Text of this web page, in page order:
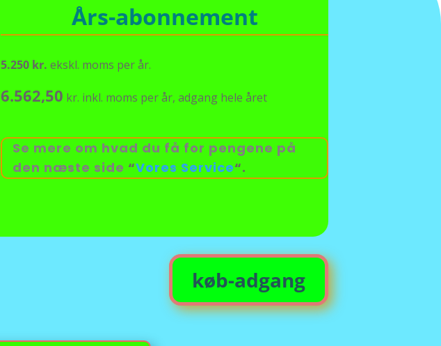
Års-abonnement
5.250 kr.ekskl. moms per år.
6.562,50 kr. inkl. moms per år, adgang hele året
Se mere om hvad du få for pengene på
den næste side “Vores Service“.
køb-adgang